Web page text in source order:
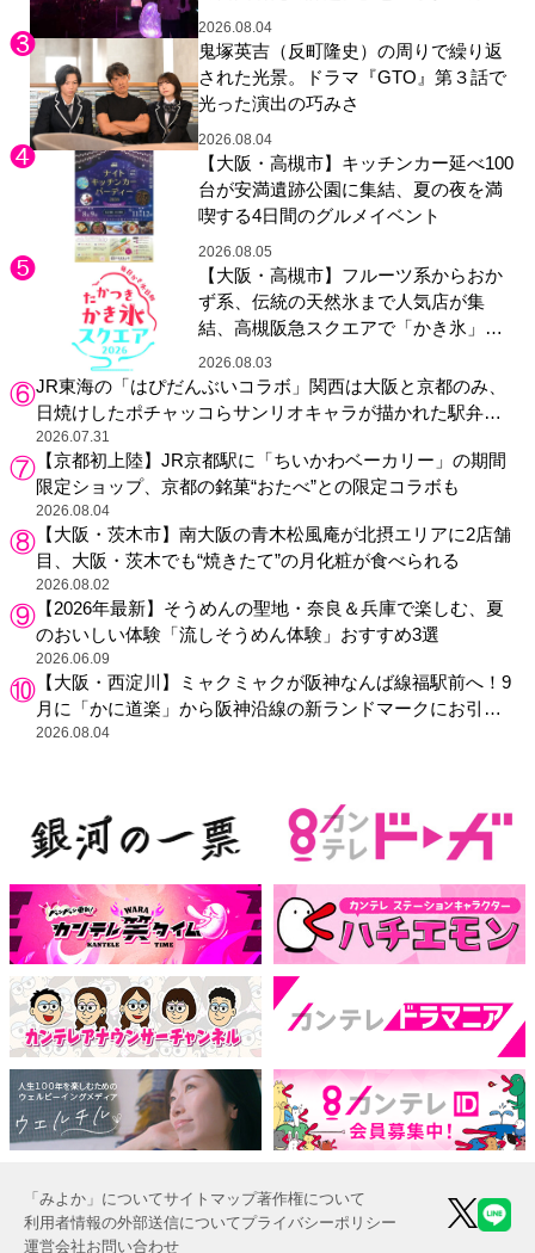
ガーデン 大阪」へ招待
2026.08.04
鬼塚英吉（反町隆史）の周りで繰り返
された光景。ドラマ『GTO』第３話で
光った演出の巧みさ
2026.08.04
【大阪・高槻市】キッチンカー延べ100
台が安満遺跡公園に集結、夏の夜を満
喫する4日間のグルメイベント
2026.08.05
【大阪・高槻市】フルーツ系からおか
ず系、伝統の天然氷まで人気店が集
結、高槻阪急スクエアで「かき氷」祭
り
2026.08.03
JR東海の「はぴだんぶいコラボ」関西は大阪と京都のみ、
日焼けしたポチャッコらサンリオキャラが描かれた駅弁や
グッズが登場
2026.07.31
【京都初上陸】JR京都駅に「ちいかわベーカリー」の期間
限定ショップ、京都の銘菓“おたべ”との限定コラボも
2026.08.04
【大阪・茨木市】南大阪の青木松風庵が北摂エリアに2店舗
目、大阪・茨木でも“焼きたて”の月化粧が食べられる
2026.08.02
【2026年最新】そうめんの聖地・奈良＆兵庫で楽しむ、夏
のおいしい体験「流しそうめん体験」おすすめ3選
2026.06.09
【大阪・西淀川】ミャクミャクが阪神なんば線福駅前へ！9
月に「かに道楽」から阪神沿線の新ランドマークにお引っ
越し
2026.08.04
「みよか」についてサイトマップ著作権について
利用者情報の外部送信についてプライバシーポリシー
運営会社お問い合わせ